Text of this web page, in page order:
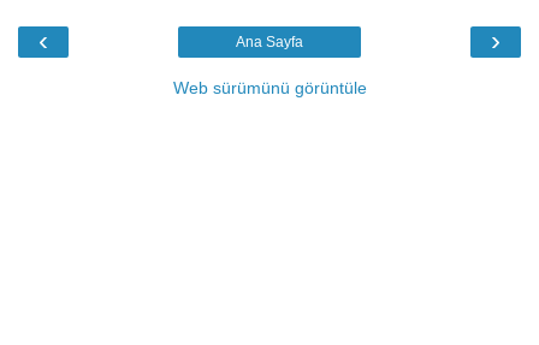
‹ ›
Ana Sayfa
Web sürümünü görüntüle